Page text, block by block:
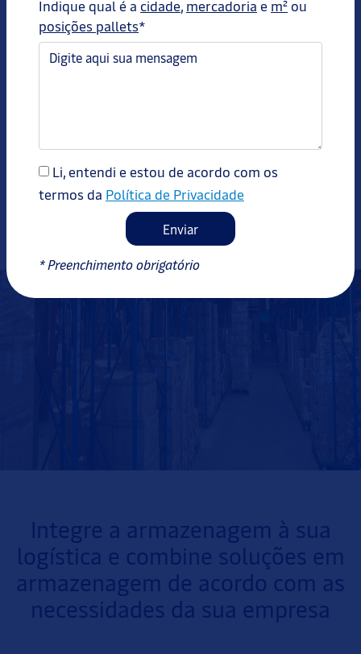
Opções de armazenagem customizadas a
cada tipo de negócio.
Redução com os custos de transporte.
Integre a armazenagem à sua
logística e combine soluções em
armazenagem de acordo com as
necessidades da sua empresa
Indique qual é a cidade, mercadoria e m²ou
posições pallets*
Li, entendi e estou de acordo com os
termos da Política de Privacidade
Enviar
* Preenchimento obrigatório